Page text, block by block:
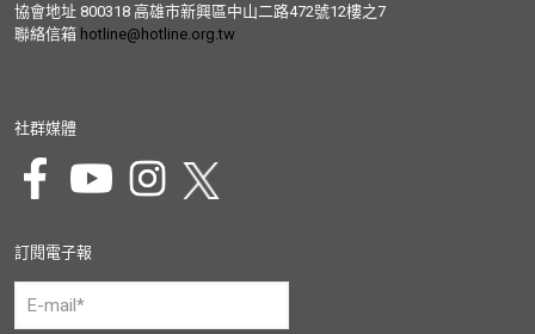
協會地址 800318 高雄市新興區中山二路472號12樓之7
聯絡信箱 hotline@hotline.org.tw
社群媒體
訂閱電子報